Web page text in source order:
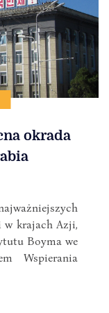
okrada
krajach Azji,
Boyma we
Wspierania